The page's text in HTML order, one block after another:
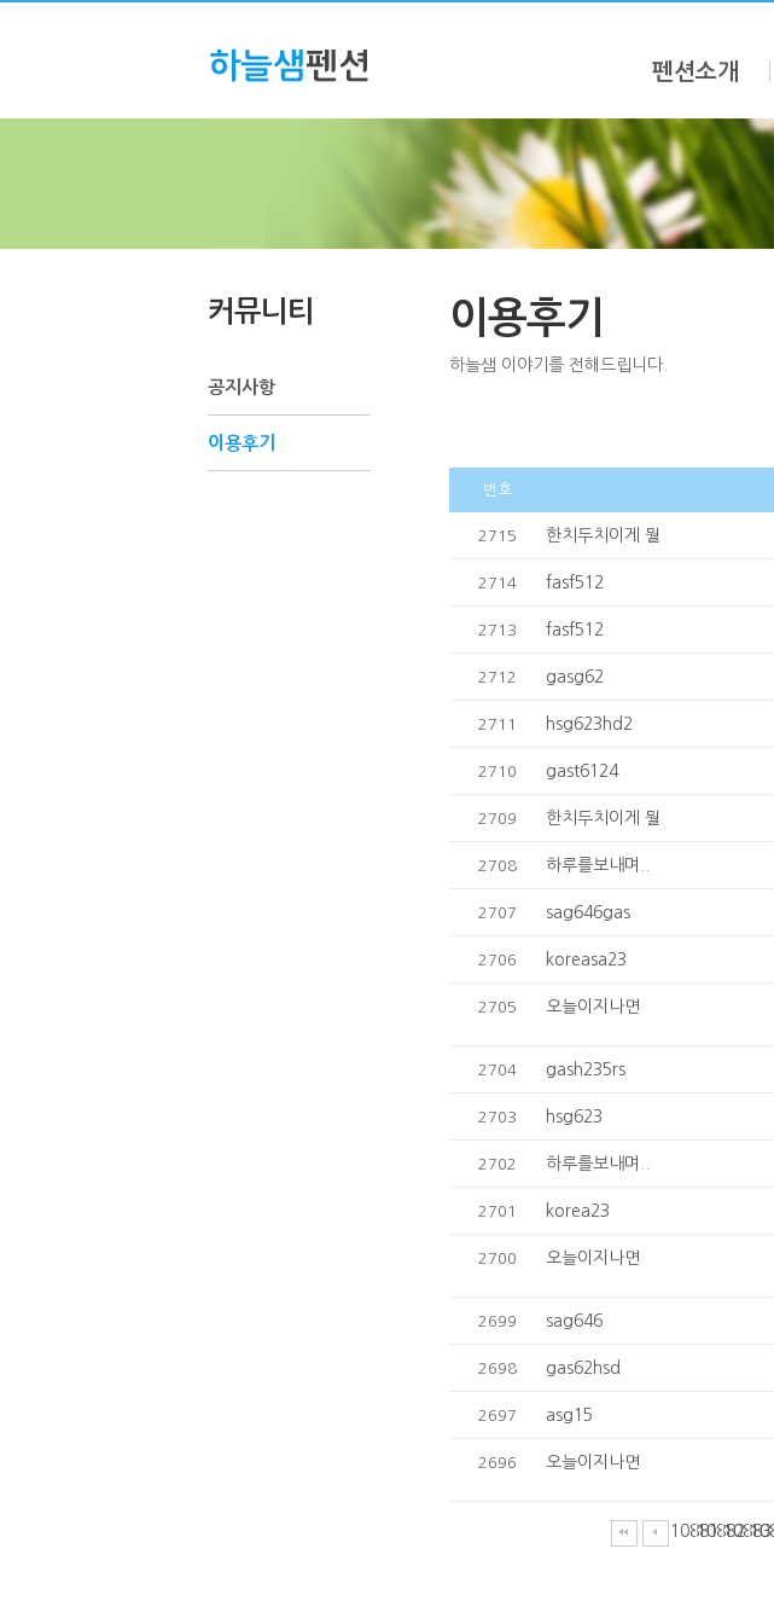
펜션소개
커뮤니티
공지사항
이용후기
이용후기
하늘샘 이야기를 전해드립니다.
번호
2715 한치두치이게 뭘
2714 fasf512
2713 fasf512
2712 gasg62
2711 hsg623hd2
2710 gast6124
2709 한치두치이게 뭘
2708 하루를보내며..
2707 sag646gas
2706 koreasa23
2705 오늘이지나면
2704 gash235rs
2703 hsg623
2702 하루를보내며..
2701 korea23
2700 오늘이지나면
2699 sag646
2698 gas62hsd
2697 asg15
2696 오늘이지나면
108811088210883